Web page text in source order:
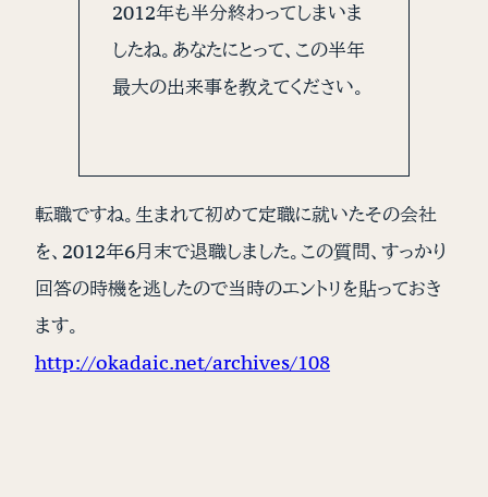
2012年も半分終わってしまいま
したね。あなたにとって、この半年
最大の出来事を教えてください。
転職ですね。生まれて初めて定職に就いたその会社
を、2012年6月末で退職しました。この質問、すっかり
回答の時機を逃したので当時のエントリを貼っておき
ます。
http://okadaic.net/archives/108